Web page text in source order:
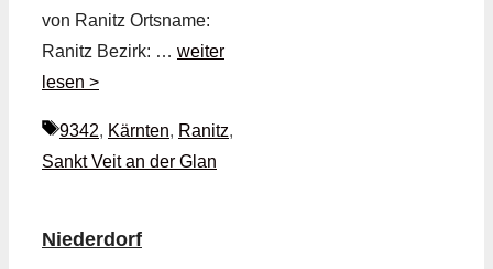
von Ranitz Ortsname:
Ranitz Bezirk: … weiter
lesen >
Schlagwörter
9342, Kärnten, Ranitz,
Sankt Veit an der Glan
Niederdorf